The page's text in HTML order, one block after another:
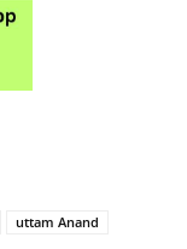
uttam Anand